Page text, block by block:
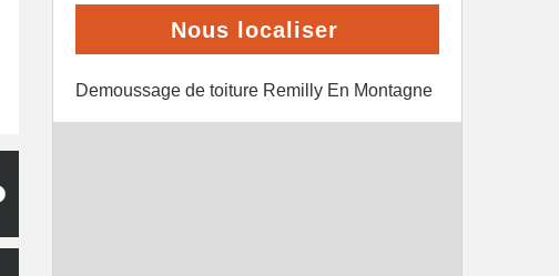
Nous localiser
Demoussage de toiture Remilly En Montagne